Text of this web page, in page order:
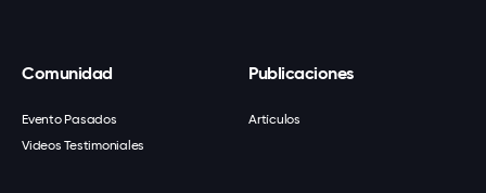
Comunidad
Evento Pasados
Videos Testimoniales
Publicaciones
Artículos